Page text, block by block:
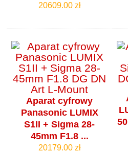
20609.00 zł
Aparat cyfrowy
Panasonic LUMIX
S1II + Sigma 28-
45mm F1.8 ...
20179.00 zł